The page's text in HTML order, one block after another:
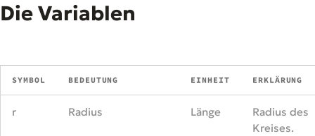
Die Variablen
SYMBOL BEDEUTUNG EINHEIT ERKLÄRUNG
r Radius Länge
Radius des
Kreises.